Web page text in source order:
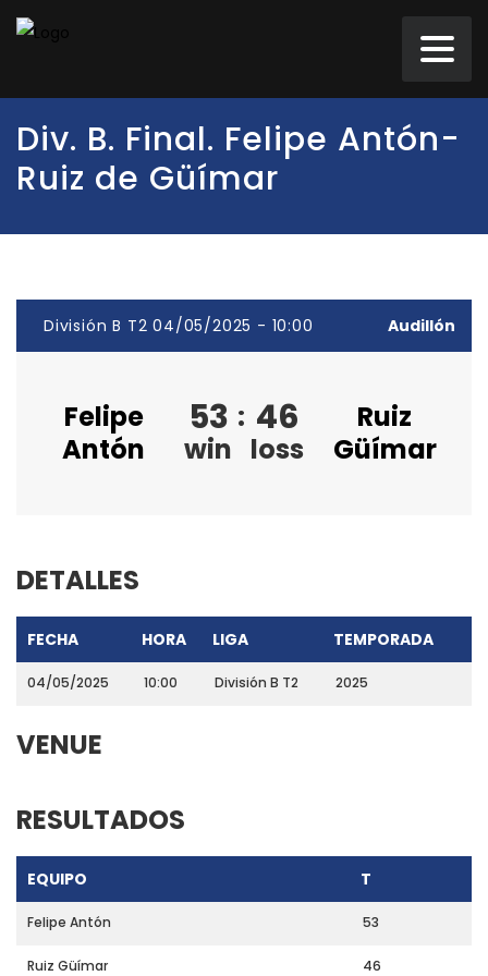
Div. B. Final. Felipe Antón-
Ruiz de Güímar
División B T2 04/05/2025 - 10:00 Audillón
Felipe
Antón
53
win
: 46
loss
Ruiz
Güímar
DETALLES
FECHA HORA LIGA TEMPORADA
04/05/2025 10:00 División B T2 2025
VENUE
RESULTADOS
EQUIPO T
Felipe Antón 53
Ruiz Güímar 46